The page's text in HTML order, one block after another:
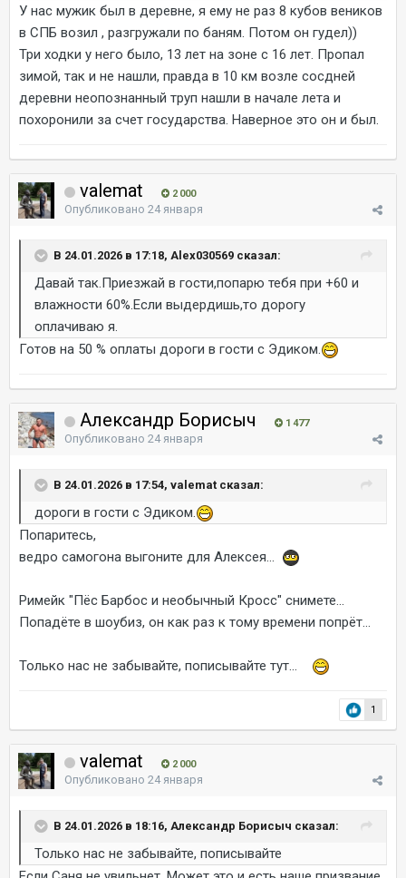
У нас мужик был в деревне, я ему не раз 8 кубов веников
в СПБ возил , разгружали по баням. Потом он гудел))
Три ходки у него было, 13 лет на зоне с 16 лет. Пропал
зимой, так и не нашли, правда в 10 км возле сосдней
деревни неопознанный труп нашли в начале лета и
похоронили за счет государства. Наверное это он и был.
valemat 2 000
Опубликовано 24 января
В 24.01.2026 в 17:18, Alex030569 сказал:
Давай так.Приезжай в гости,попарю тебя при +60 и
влажности 60%.Если выдердишь,то дорогу
оплачиваю я.
Готов на 50 % оплаты дороги в гости с Эдиком.
Александр Борисыч 1 477
Опубликовано 24 января
В 24.01.2026 в 17:54, valemat сказал:
дороги в гости с Эдиком.
Попаритесь,
ведро самогона выгоните для Алексея...
Римейк "Пёс Барбос и необычный Кросс" снимете...
Попадёте в шоубиз, он как раз к тому времени попрёт...
Только нас не забывайте, пописывайте тут...
1
valemat 2 000
Опубликовано 24 января
В 24.01.2026 в 18:16, Александр Борисыч сказал:
Только нас не забывайте, пописывайте